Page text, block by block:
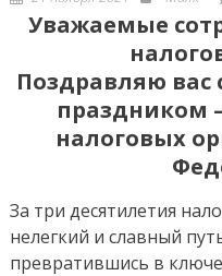
on
Уважаемые
Поздравляю вас
праздником
налоговых
За три десятилетия
нелегкий и славный
превратившись в